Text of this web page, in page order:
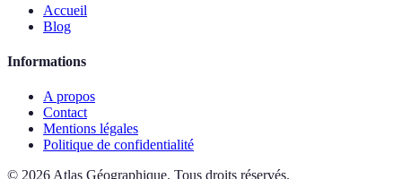
Accueil
Blog
Informations
A propos
Contact
Mentions légales
Politique de confidentialité
© 2026 Atlas Géographique. Tous droits réservés.